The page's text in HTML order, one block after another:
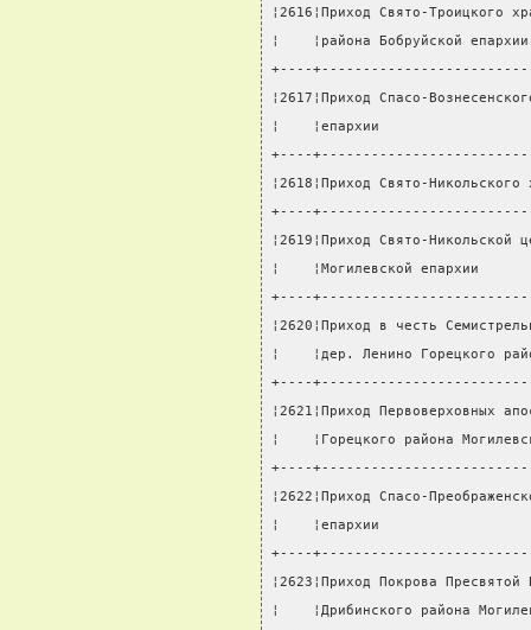
¦2616¦Приход Свято-Троицкого
¦    ¦района Бобруйской
+----
¦2617¦Приход Спасо-
¦    ¦епархии
+----
¦2618¦Приход Свято-
+----
¦2619¦Приход Свято-
¦    ¦Могилевской
+----
¦2620¦Приход в честь
¦    ¦дер. Ленино Горецкого
+----
¦2621¦Приход Первоверховных
¦    ¦Горецкого района
+----
¦2622¦Приход Спасо-
¦    ¦епархии
+----
¦2623¦Приход Покрова
¦    ¦Дрибинского района